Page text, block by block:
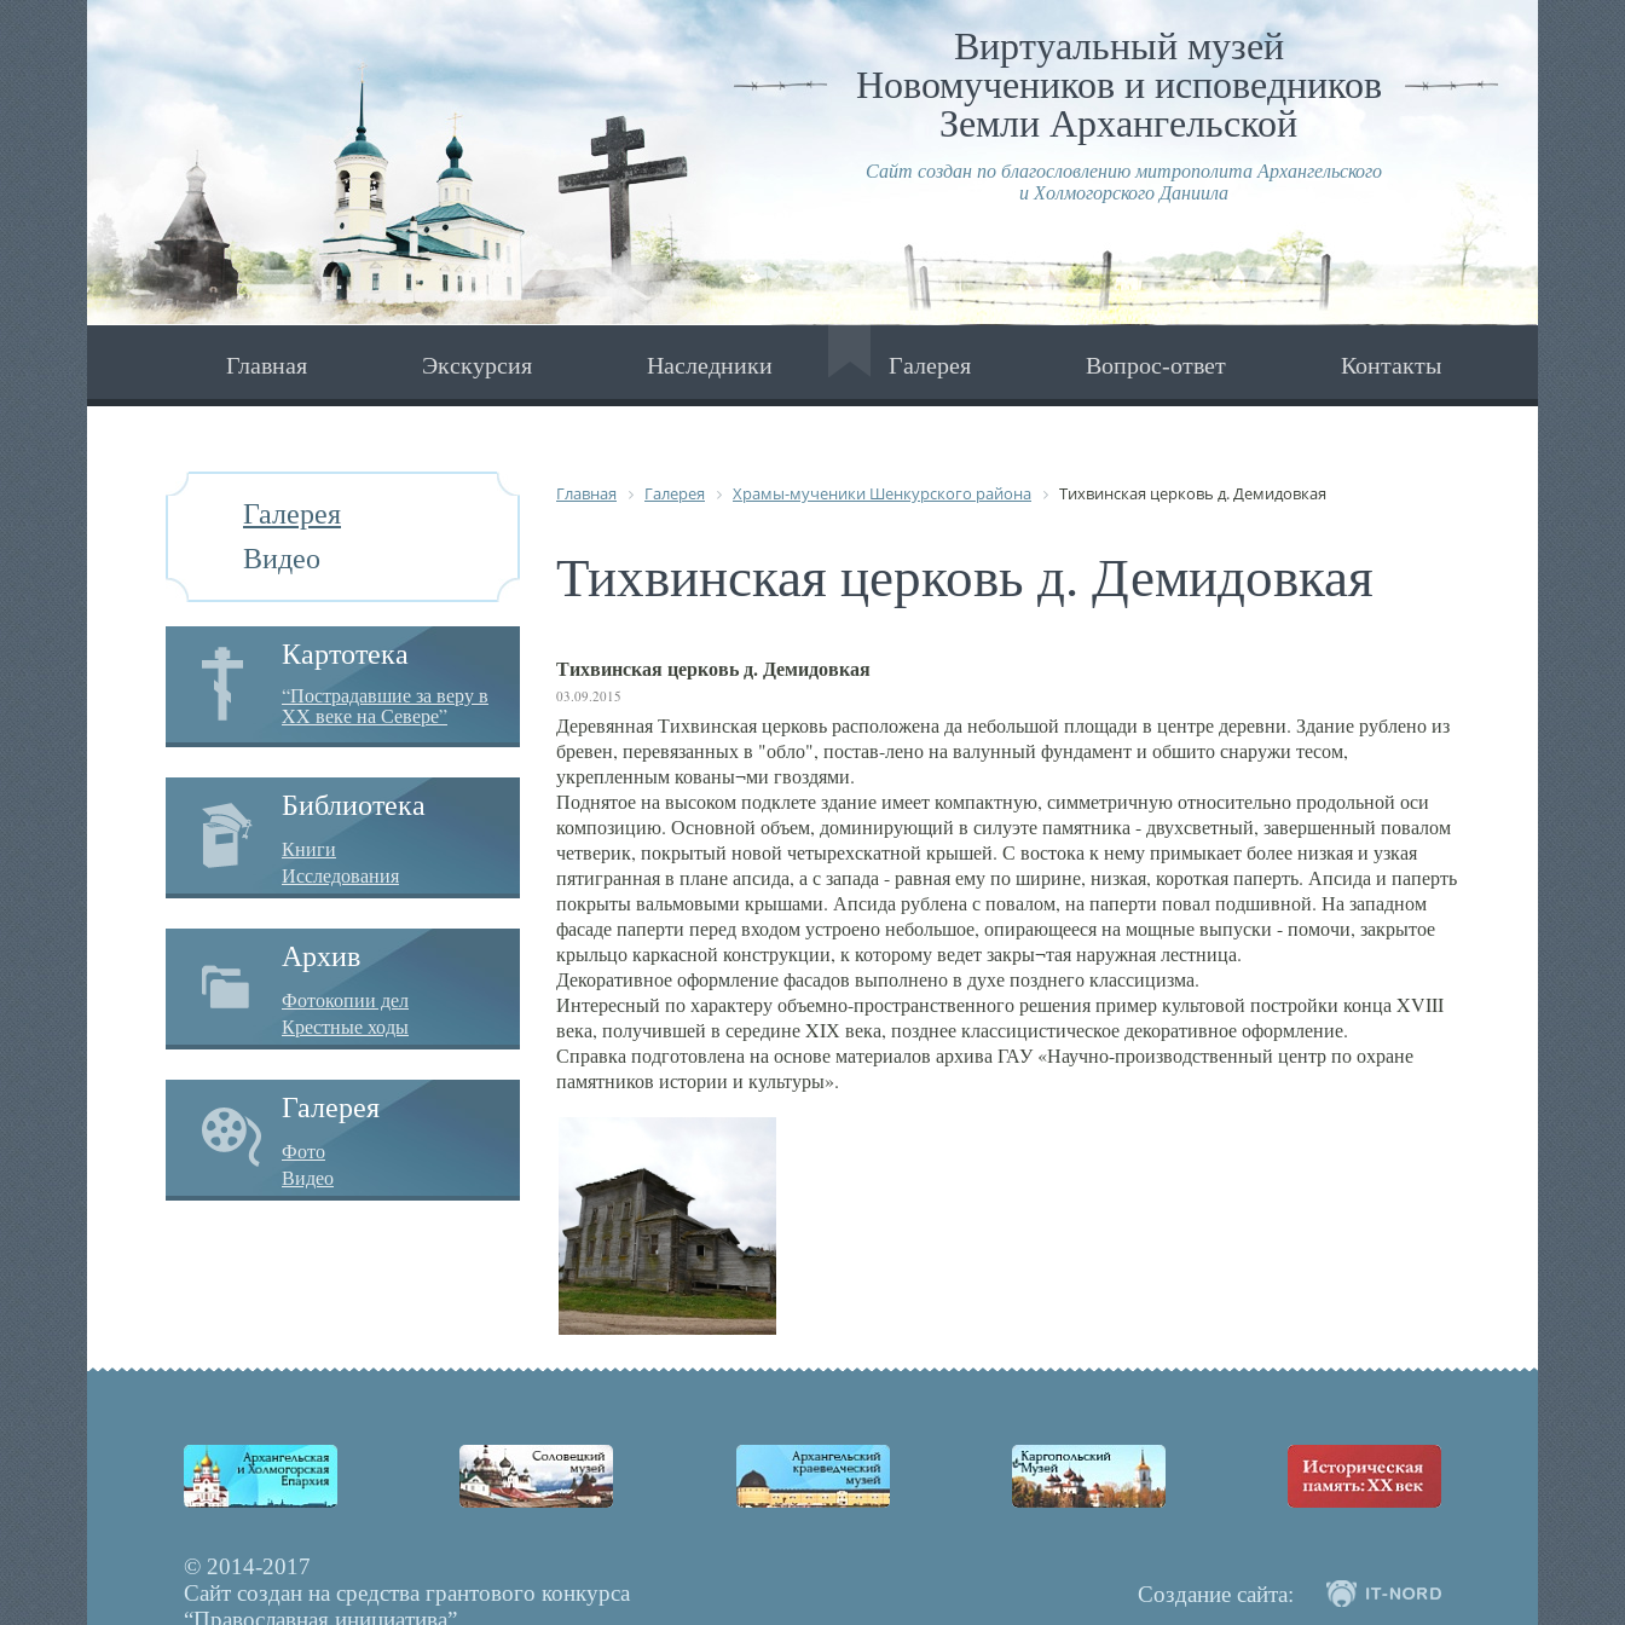
Виртуальный музей
Новомучеников и исповедников
Земли Архангельской
Сайт создан по благословлению митрополита Архангельского
и Холмогорского Даниила
Главная Экскурсия Наследники Галерея Вопрос-ответ Контакты
Галерея
Видео
Картотека
“Пострадавшие за веру в
XX веке на Севере”
Библиотека
Книги
Исследования
Архив
Фотокопии дел
Крестные ходы
Галерея
Фото
Видео
Главная Галерея Храмы-мученики Шенкурского района Тихвинская церковь д. Демидовкая
Тихвинская церковь д. Демидовкая
Тихвинская церковь д. Демидовкая
03.09.2015
Деревянная Тихвинская церковь расположена да небольшой площади в центре деревни. Здание рублено из
бревен, перевязанных в "обло", постав-лено на валунный фундамент и обшито снаружи тесом,
укрепленным кованы¬ми гвоздями.
Поднятое на высоком подклете здание имеет компактную, симметричную относительно продольной оси
композицию. Основной объем, доминирующий в силуэте памятника - двухсветный, завершенный повалом
четверик, покрытый новой четырехскатной крышей. С востока к нему примыкает более низкая и узкая
пятигранная в плане апсида, а с запада - равная ему по ширине, низкая, короткая паперть. Апсида и паперть
покрыты вальмовыми крышами. Апсида рублена с повалом, на паперти повал подшивной. На западном
фасаде паперти перед входом устроено небольшое, опирающееся на мощные выпуски - помочи, закрытое
крыльцо каркасной конструкции, к которому ведет закры¬тая наружная лестница.
Декоративное оформление фасадов выполнено в духе позднего классицизма.
Интересный по характеру объемно-пространственного решения пример культовой постройки конца XVIII
века, получившей в середине XIХ века, позднее классицистическое декоративное оформление.
Справка подготовлена на основе материалов архива ГАУ «Научно-производственный центр по охране
памятников истории и культуры».
© 2014-2017
Сайт создан на средства грантового конкурса
“Православная инициатива”
Создание сайта: